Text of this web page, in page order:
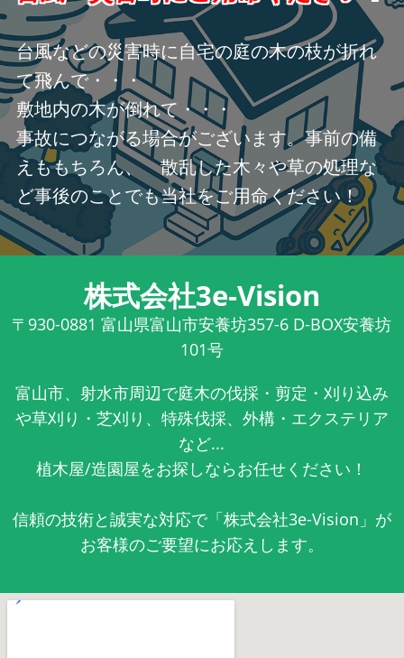
台風などの災害時に自宅の庭の木の枝が折れ
て飛んで・・・
敷地内の木が倒れて・・・
事故につながる場合がございます。事前の備
えももちろん、 散乱した木々や草の処理な
ど事後のことでも当社をご用命ください！
株式会社3e-Vision
〒930-0881 富山県富山市安養坊357-6 D-BOX安養坊
101号
富山市、射水市周辺で庭木の伐採・剪定・刈り込み
や草刈り・芝刈り、特殊伐採、外構・エクステリア
など...
植木屋/造園屋をお探しならお任せください！
信頼の技術と誠実な対応で「株式会社3e-Vision」が
お客様のご要望にお応えします。